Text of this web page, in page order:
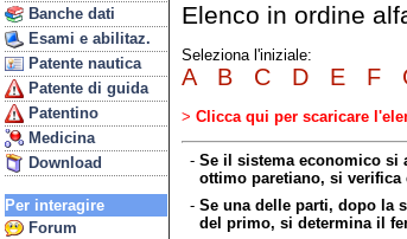
Banche dati
Esami e abilitaz.
Patente nautica
Patente di guida
Patentino
Medicina
Download
Per interagire
Forum
Elenco in ordine
Seleziona l'iniziale:
A B C D E F
> Clicca qui per scaricare
- Se il sistema economico si
ottimo paretiano, si
- Se una delle parti, dopo la
del primo, si determina il